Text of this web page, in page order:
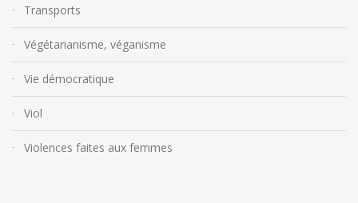
Transports
Végétarianisme, véganisme
Vie démocratique
Viol
Violences faites aux femmes